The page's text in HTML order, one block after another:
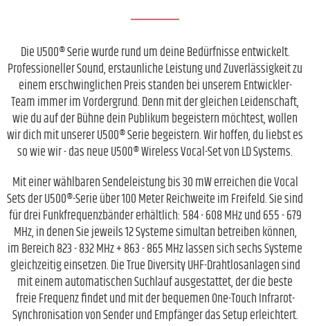
Die U500® Serie wurde rund um deine Bedürfnisse entwickelt.
Professioneller Sound, erstaunliche Leistung und Zuverlässigkeit zu
einem erschwinglichen Preis standen bei unserem Entwickler-
Team immer im Vordergrund. Denn mit der gleichen Leidenschaft,
wie du auf der Bühne dein Publikum begeistern möchtest, wollen
wir dich mit unserer U500® Serie begeistern. Wir hoffen, du liebst es
so wie wir - das neue U500® Wireless Vocal-Set von LD Systems.
Mit einer wählbaren Sendeleistung bis 30 mW erreichen die Vocal
Sets der U500®-Serie über 100 Meter Reichweite im Freifeld. Sie sind
für drei Funkfrequenzbänder erhältlich: 584 - 608 MHz und 655 - 679
MHz, in denen Sie jeweils 12 Systeme simultan betreiben können,
im Bereich 823 - 832 MHz + 863 - 865 MHz lassen sich sechs Systeme
gleichzeitig einsetzen. Die True Diversity UHF-Drahtlosanlagen sind
mit einem automatischen Suchlauf ausgestattet, der die beste
freie Frequenz findet und mit der bequemen One-Touch Infrarot-
Synchronisation von Sender und Empfänger das Setup erleichtert.